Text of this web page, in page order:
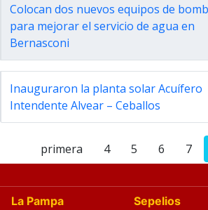
Colocan dos nuevos equipos de
para mejorar el servicio de agua en
Bernasconi
Inauguraron la planta solar Acuífero
Intendente Alvear – Ceballos
primera 4 5 6 7
La Pampa Sepelios